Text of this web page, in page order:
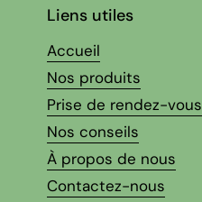
Liens utiles
Accueil
Nos produits
Prise de rendez-vous
Nos conseils
À propos de nous
Contactez-nous